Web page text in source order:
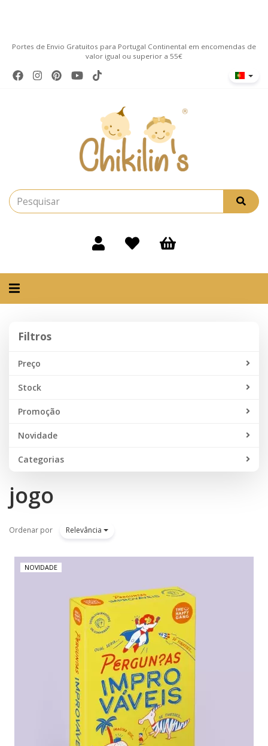
Portes de Envio Gratuitos para Portugal Continental em encomendas de
valor igual ou superior a 55€
Alternar
Filtros
Preço
Stock
Promoção
Novidade
Categorias
jogo
Ordenar por Relevância
NOVIDADE